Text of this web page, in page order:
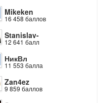
Mikeken
16 458 баллов
Stanislav-
12 641 балл
НикВл
11 553 балла
Zan4ez
9 859 баллов